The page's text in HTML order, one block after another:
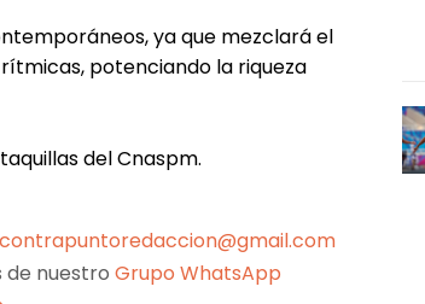
ya que mezclará el
potenciando la riqueza
del Cnaspm.
contrapuntoredaccion@gmail.com
de nuestroGrupo WhatsApp